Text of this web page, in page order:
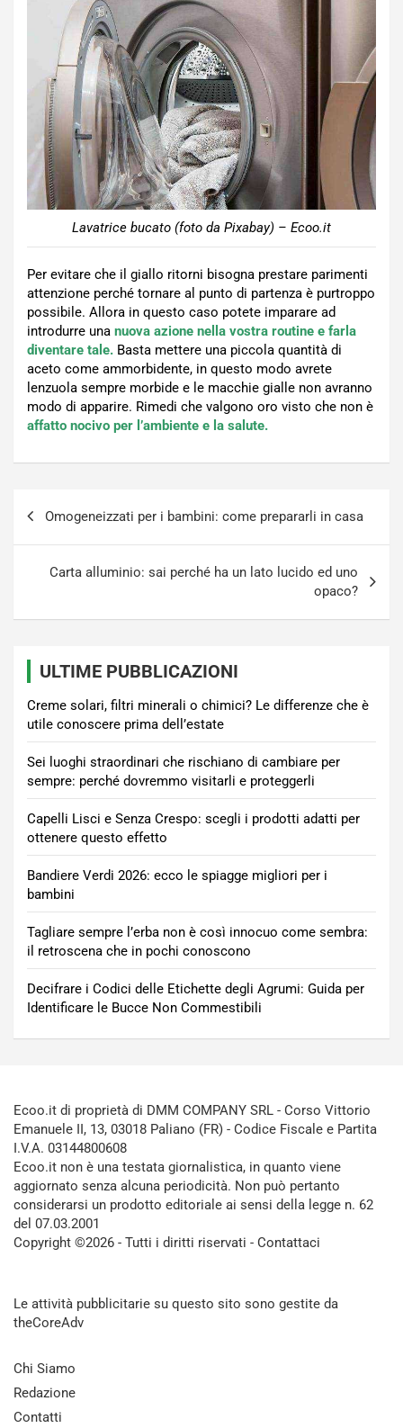
Lavatrice bucato (foto da Pixabay) – Ecoo.it
Per evitare che il giallo ritorni bisogna prestare parimenti
attenzione perché tornare al punto di partenza è purtroppo
possibile. Allora in questo caso potete imparare ad
introdurre una nuova azione nella vostra routine e farla
diventare tale. Basta mettere una piccola quantità di
aceto come ammorbidente, in questo modo avrete
lenzuola sempre morbide e le macchie gialle non avranno
modo di apparire. Rimedi che valgono oro visto che non è
affatto nocivo per l’ambiente e la salute.
articoli
Omogeneizzati per i bambini: come prepararli in casa
Carta alluminio: sai perché ha un lato lucido ed uno
opaco?
ULTIME PUBBLICAZIONI
Creme solari, filtri minerali o chimici? Le differenze che è
utile conoscere prima dell’estate
Sei luoghi straordinari che rischiano di cambiare per
sempre: perché dovremmo visitarli e proteggerli
Capelli Lisci e Senza Crespo: scegli i prodotti adatti per
ottenere questo effetto
Bandiere Verdi 2026: ecco le spiagge migliori per i
bambini
Tagliare sempre l’erba non è così innocuo come sembra:
il retroscena che in pochi conoscono
Decifrare i Codici delle Etichette degli Agrumi: Guida per
Identificare le Bucce Non Commestibili
Ecoo.it di proprietà di DMM COMPANY SRL - Corso Vittorio
Emanuele II, 13, 03018 Paliano (FR) - Codice Fiscale e Partita
I.V.A. 03144800608
Ecoo.it non è una testata giornalistica, in quanto viene
aggiornato senza alcuna periodicità. Non può pertanto
considerarsi un prodotto editoriale ai sensi della legge n. 62
del 07.03.2001
Copyright ©2026 - Tutti i diritti riservati - Contattaci
Le attività pubblicitarie su questo sito sono gestite da
theCoreAdv
Chi Siamo
Redazione
Contatti